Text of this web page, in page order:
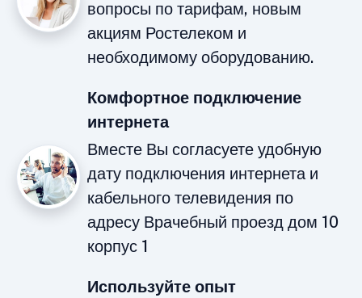
вопросы по тарифам, новым
акциям Ростелеком и
необходимому оборудованию.
Комфортное подключение
интернета
Вместе Вы согласуете удобную
дату подключения интернета и
кабельного телевидения по
адресу Врачебный проезд дом 10
корпус 1
Используйте опыт